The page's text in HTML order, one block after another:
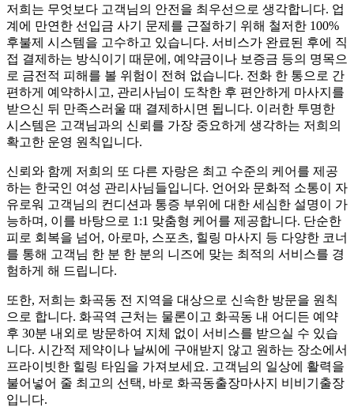
저희는 무엇보다 고객님의 안전을 최우선으로 생각합니다. 업
계에 만연한 선입금 사기 문제를 근절하기 위해 철저한 100%
후불제 시스템을 고수하고 있습니다. 서비스가 완료된 후에 직
접 결제하는 방식이기 때문에, 예약금이나 보증금 등의 명목으
로 금전적 피해를 볼 위험이 전혀 없습니다. 전화 한 통으로 간
편하게 예약하시고, 관리사님이 도착한 후 편안하게 마사지를
받으신 뒤 만족스러울 때 결제하시면 됩니다. 이러한 투명한
시스템은 고객님과의 신뢰를 가장 중요하게 생각하는 저희의
확고한 운영 원칙입니다.
신뢰와 함께 저희의 또 다른 자랑은 최고 수준의 케어를 제공
하는 한국인 여성 관리사님들입니다. 언어와 문화적 소통이 자
유로워 고객님의 컨디션과 통증 부위에 대한 세심한 설명이 가
능하며, 이를 바탕으로 1:1 맞춤형 케어를 제공합니다. 단순한
피로 회복을 넘어, 아로마, 스포츠, 힐링 마사지 등 다양한 코너
를 통해 고객님 한 분 한 분의 니즈에 맞는 최적의 서비스를 경
험하게 해 드립니다.
또한, 저희는 화곡동 전 지역을 대상으로 신속한 방문을 원칙
으로 합니다. 화곡역 근처는 물론이고 화곡동 내 어디든 예약
후 30분 내외로 방문하여 지체 없이 서비스를 받으실 수 있습
니다. 시간적 제약이나 날씨에 구애받지 않고 원하는 장소에서
프라이빗한 힐링 타임을 가져보세요. 고객님의 일상에 활력을
불어넣어 줄 최고의 선택, 바로 화곡동출장마사지 비비기출장
입니다.